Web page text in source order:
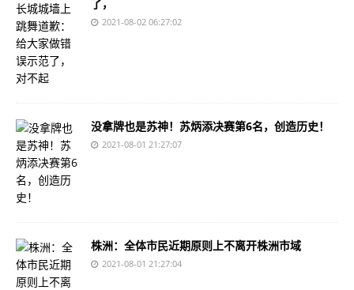
了，
2021-08-02 06:27:02
没拿牌也是苏神！苏炳添决赛第6名，创造历史！
2021-08-01 21:27:07
株洲：全体市民近期原则上不离开株洲市域
2021-08-01 21:27:04